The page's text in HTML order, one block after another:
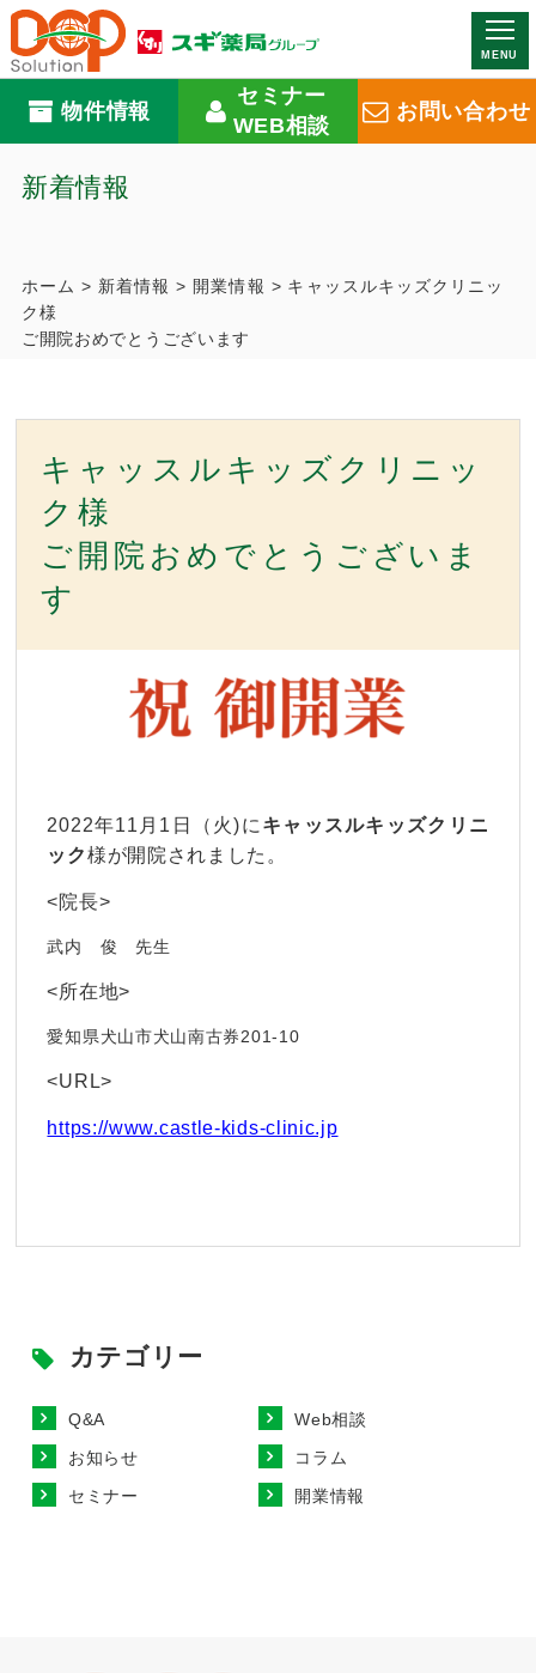
MENU
物件情報
セミナー
WEB相談
お問い合わせ
新着情報
ホーム > 新着情報 > 開業情報 > キャッスルキッズクリニッ
ク様
ご開院おめでとうございます
キャッスルキッズクリニッ
ク様
ご開院おめでとうございま
す
2022年11月1日（火)に キャッスルキッズクリニ
ック様が開院されました。
<院長>
武内 俊 先生
<所在地>
愛知県犬山市犬山南古券201-10
<URL>
https://www.castle-kids-clinic.jp
カテゴリー
Q&A
Web相談
お知らせ
コラム
セミナー
開業情報